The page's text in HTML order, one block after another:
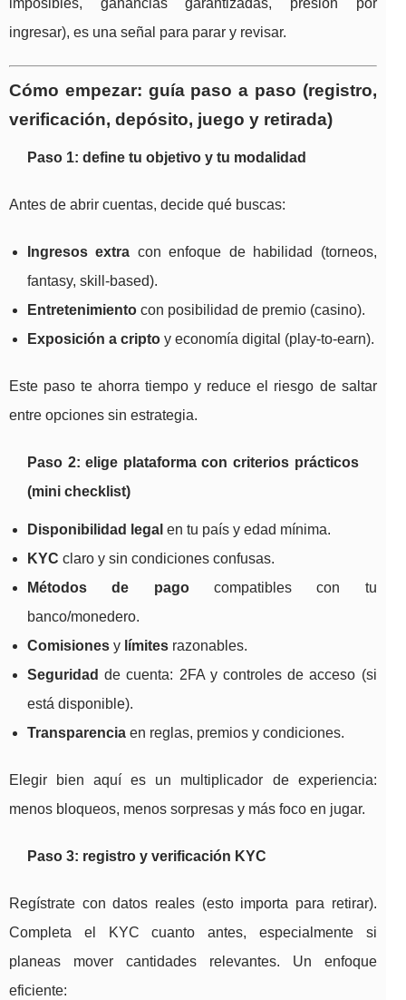
imposibles, ganancias garantizadas, presión por
ingresar), es una señal para parar y revisar.
Cómo empezar: guía paso a paso (registro,
verificación, depósito, juego y retirada)
Paso 1: define tu objetivo y tu modalidad
Antes de abrir cuentas, decide qué buscas:
Ingresos extra con enfoque de habilidad (torneos,
fantasy, skill-based).
Entretenimiento con posibilidad de premio (casino).
Exposición a cripto y economía digital (play-to-earn).
Este paso te ahorra tiempo y reduce el riesgo de saltar
entre opciones sin estrategia.
Paso 2: elige plataforma con criterios prácticos
(mini checklist)
Disponibilidad legal en tu país y edad mínima.
KYC claro y sin condiciones confusas.
Métodos de pagocompatibles con tu
banco/monedero.
Comisiones y límites razonables.
Seguridad de cuenta: 2FA y controles de acceso (si
está disponible).
Transparencia en reglas, premios y condiciones.
Elegir bien aquí es un multiplicador de experiencia:
menos bloqueos, menos sorpresas y más foco en jugar.
Paso 3: registro y verificación KYC
Regístrate con datos reales (esto importa para retirar).
Completa el KYC cuanto antes, especialmente si
planeas mover cantidades relevantes. Un enfoque
eficiente: